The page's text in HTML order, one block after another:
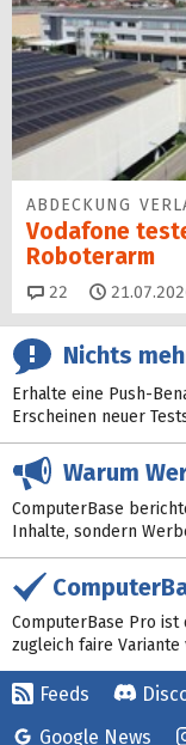
ABDECKUNG
Vodafone
Roboterarm
22 Kommentare
Nichts
Erhalte eine Push-
Erscheinen neuer
Warum
ComputerBase
Inhalte, sondern
ComputerBase Pro
zugleich faire Variante
Feeds
Google News